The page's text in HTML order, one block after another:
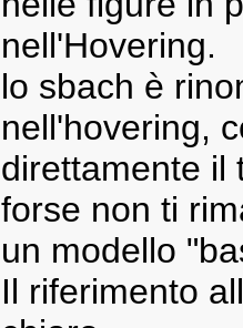
nell'Hovering.
lo sbach è
nell'hovering,
direttamente
forse non ti
un modello
Il riferimento